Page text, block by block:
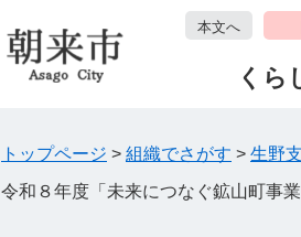
本文へ
くら
トップページ > 組織でさがす > 生野
令和８年度「未来につなぐ鉱山町事